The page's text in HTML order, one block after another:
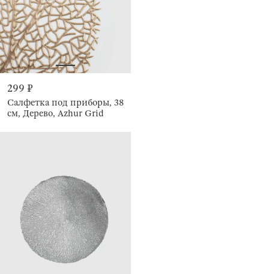
299 ₽
Салфетка под приборы, 38
см, Дерево, Azhur Grid